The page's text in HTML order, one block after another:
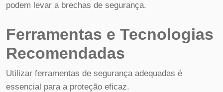
podem levar a brechas de segurança.
Ferramentas e Tecnologias
Recomendadas
Utilizar ferramentas de segurança adequadas é
essencial para a proteção eficaz.